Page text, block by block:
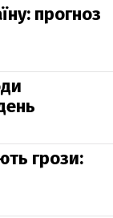
прогноз
грози: